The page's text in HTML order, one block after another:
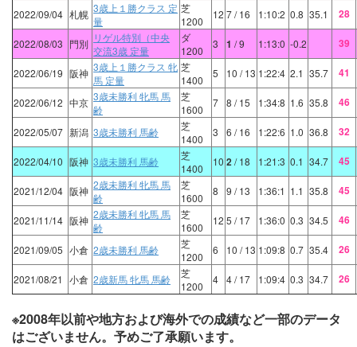
2022/09/04 札幌 3歳上１勝クラス 定
量
芝
1200
12 7/ 16 1:10:2 0.8 35.1 28
2022/08/03 門別 リゲル特別（中央
交流3歳 定量
ダ
1200
3 1 / 9 1:13:0 -0.2 39
2022/06/19 阪神 3歳上１勝クラス 牝
馬 定量
芝
1400
5 10 / 13 1:22:4 2.1 35.7 41
2022/06/12 中京 3歳未勝利 牝馬 馬
齢
芝
1600
7 8 / 15 1:34:8 1.6 35.8 46
2022/05/07 新潟 3歳未勝利 馬齢
芝
1400
3 6 / 16 1:22:6 1.0 36.8 32
2022/04/10 阪神 3歳未勝利 馬齢
芝
1400
10 2/ 18 1:21:3 0.1 34.7 45
2021/12/04 阪神 2歳未勝利 牝馬 馬
齢
芝
1600
8 9 / 13 1:36:1 1.1 35.8 45
2021/11/14 阪神 2歳未勝利 牝馬 馬
齢
芝
1600
12 5 / 17 1:36:0 0.3 34.5 46
2021/09/05 小倉 2歳未勝利 馬齢
芝
1200
6 10 / 13 1:09:8 0.7 35.4 26
2021/08/21 小倉 2歳新馬 牝馬 馬齢
芝
1200
4 4/ 17 1:09:4 0.3 34.7 26
※2008年以前や地方および海外での成績など一部のデータ
はございません。予めご了承願います。